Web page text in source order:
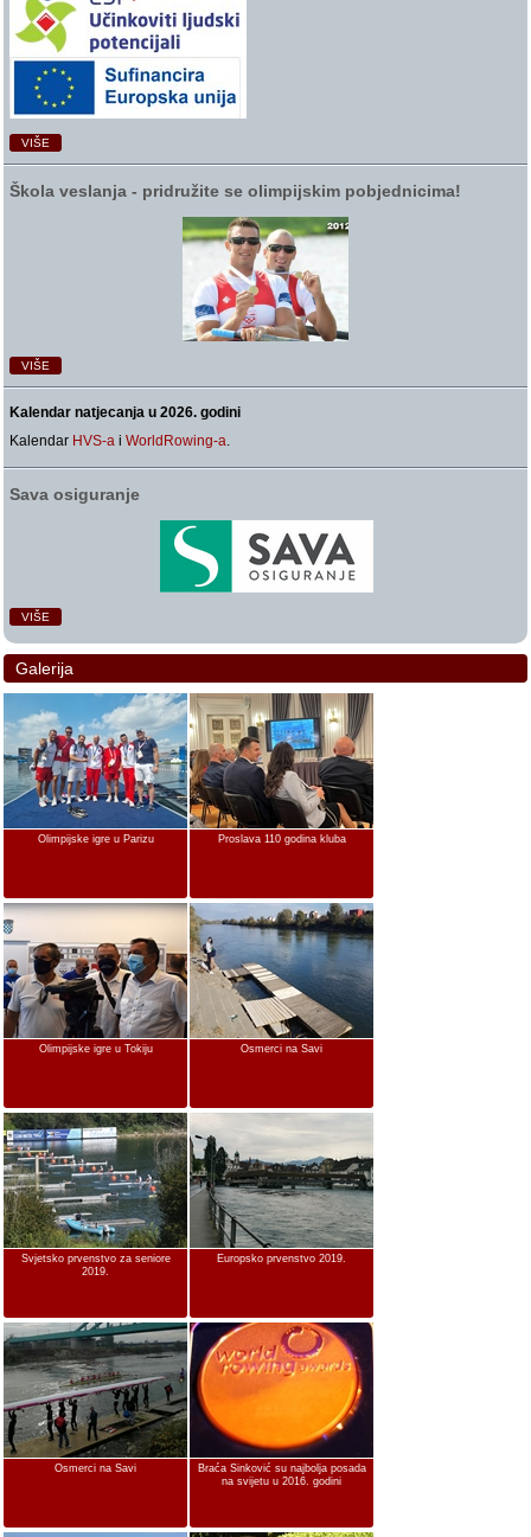
VIŠE
Škola veslanja ‑ pridružite se olimpijskim pobjednicima!
VIŠE
Kalendar natjecanja u 2026. godini
Kalendar HVS-a iWorldRowing-a.
Sava osiguranje
VIŠE
Galerija
Olimpijske igre u Parizu Proslava 110 godina kluba
Olimpijske igre u Tokiju Osmerci na Savi
Svjetsko prvenstvo za seniore
2019.
Europsko prvenstvo 2019.
Osmerci na Savi
Braća Sinković su najbolja posada
na svijetu u 2016. godini